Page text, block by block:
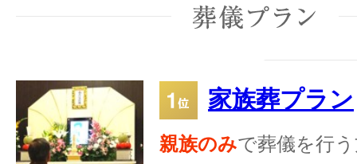
家族葬プラン
親族のみで葬儀を行